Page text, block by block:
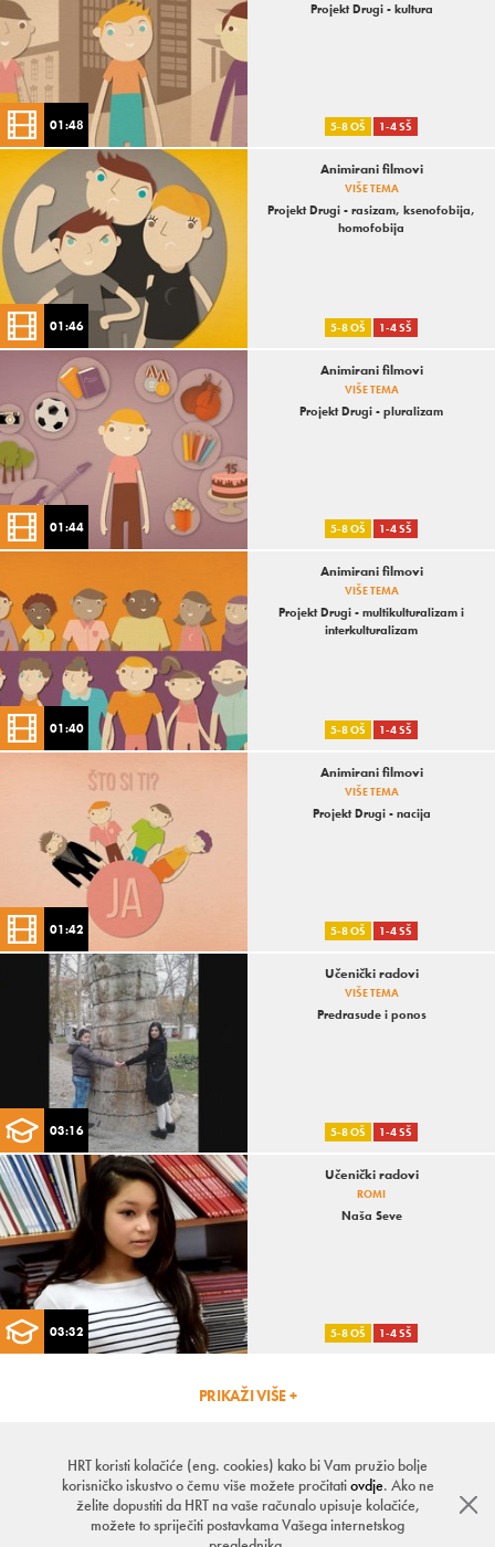
01:48
Projekt Drugi - kultura
5-8 OŠ 1-4 SŠ
01:46
Animirani filmovi
VIŠE TEMA
Projekt Drugi - rasizam, ksenofobija,
homofobija
5-8 OŠ 1-4 SŠ
01:44
Animirani filmovi
VIŠE TEMA
Projekt Drugi - pluralizam
5-8 OŠ 1-4 SŠ
01:40
Animirani filmovi
VIŠE TEMA
Projekt Drugi - multikulturalizam i
interkulturalizam
5-8 OŠ 1-4 SŠ
01:42
Animirani filmovi
VIŠE TEMA
Projekt Drugi - nacija
5-8 OŠ 1-4 SŠ
03:16
Učenički radovi
VIŠE TEMA
Predrasude i ponos
5-8 OŠ 1-4 SŠ
03:32
Učenički radovi
ROMI
Naša Seve
5-8 OŠ 1-4 SŠ
PRIKAŽI VIŠE +
Projekt Drugi Uvjeti korištenja Kontakt
Privatnost
HRT © Hrvatska radiotelevizija. Sva prava pridržana. Hrt.hr nije odgovoran za
sadržaje eksternih izvora.
HRT koristi kolačiće (eng. cookies) kako bi Vam pružio bolje
korisničko iskustvo o čemu više možete pročitatiovdje. Ako ne
želite dopustiti da HRT na vaše računalo upisuje kolačiće,
možete to spriječiti postavkama Vašega internetskog